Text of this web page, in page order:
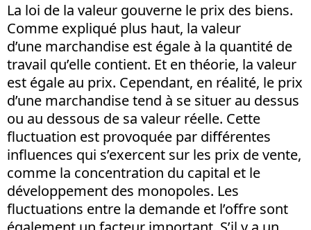
La loi de la valeur gouverne le prix des biens.
Comme expliqué plus haut, la valeur
d’une marchandise est égale à la quantité de
travail qu’elle contient. Et en théorie, la valeur
est égale au prix. Cependant, en réalité, le prix
d’une marchandise tend à se situer au dessus
ou au dessous de sa valeur réelle. Cette
fluctuation est provoquée par différentes
influences qui s’exercent sur les prix de vente,
comme la concentration du capital et le
développement des monopoles. Les
fluctuations entre la demande et l’offre sont